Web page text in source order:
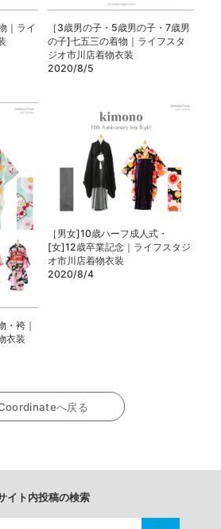
｜ライ
［3歳男の子・5歳男の子・7歳男
の子]七五三の着物｜ライフスタ
ジオ市川店着物衣装
2020/8/5
・袴｜
衣装
［男女]10歳ハーフ成人式・
[女]12歳卒業記念｜ライフスタジ
オ市川店着物衣装
2020/8/4
へ戻る
イト内投稿の検索